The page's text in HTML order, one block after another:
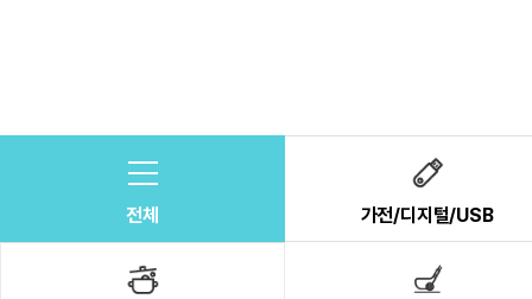
전체 가전/디지털/USB